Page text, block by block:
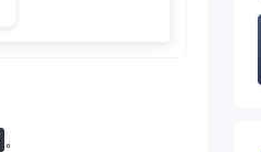
。